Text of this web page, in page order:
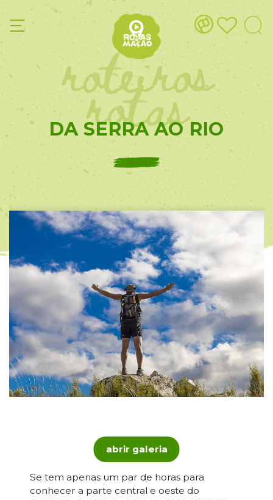
roteiros
rotas
DA SERRA AO RIO
abrir galeria
Se tem apenas um par de horas para
conhecer a parte central e oeste do